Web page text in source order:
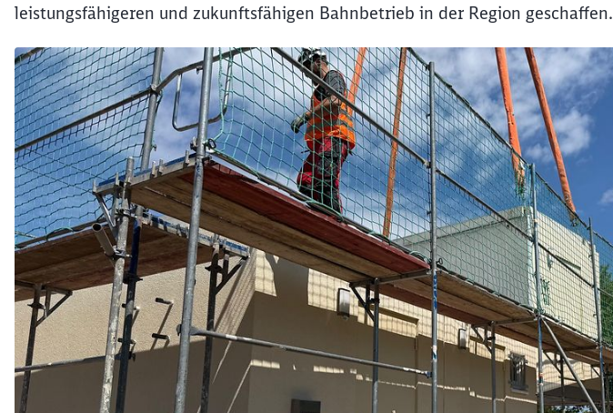
leistungsfähigeren und zukunftsfähigen Bahnbetrieb in der Region geschaffen.